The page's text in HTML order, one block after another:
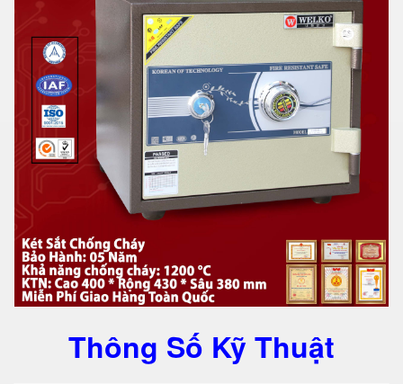
Thông Số Kỹ Thuật